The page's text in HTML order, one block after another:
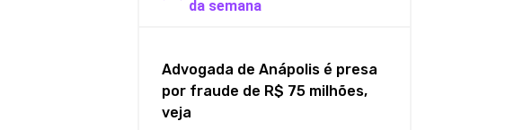
da semana
Advogada de Anápolis é presa
por fraude de R$ 75 milhões,
veja